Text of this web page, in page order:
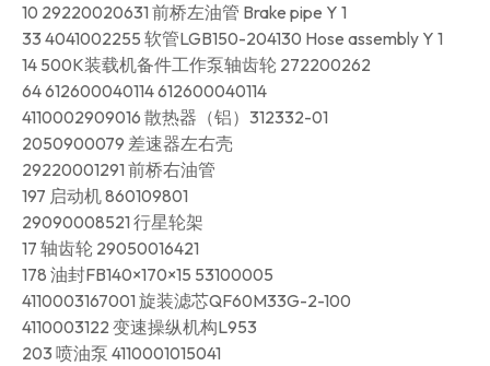
10 29220020631 前桥左油管 Brake pipe Y 1
33 4041002255 软管LGB150-204130 Hose assembly Y 1
14 500K装载机备件工作泵轴齿轮 272200262
64 612600040114 612600040114
4110002909016 散热器（铝）312332-01
2050900079 差速器左右壳
29220001291 前桥右油管
197 启动机 860109801
29090008521 行星轮架
17 轴齿轮 29050016421
178 油封FB140×170×15 53100005
4110003167001 旋装滤芯QF60M33G-2-100
4110003122 变速操纵机构L953
203 喷油泵 4110001015041